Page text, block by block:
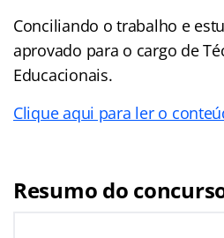
Conciliando o trabalho e
aprovado para o cargo de
Educacionais.
Clique aqui para ler o
Resumo do